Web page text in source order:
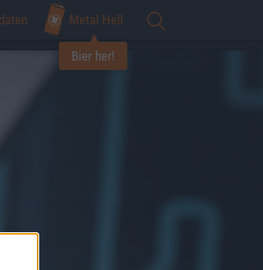
Metal Hell
Bier her!